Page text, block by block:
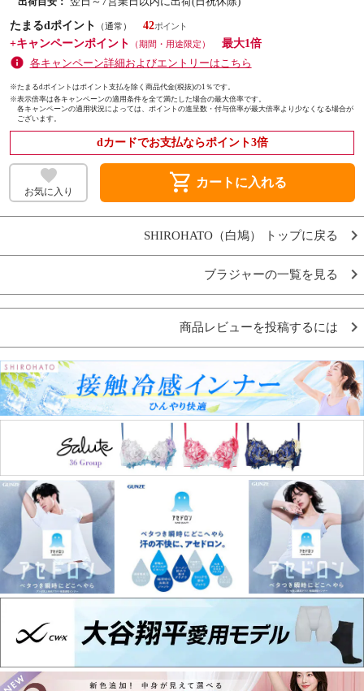
たまるdポイント
（通常）
42
+キャンペーンポイント
（期間・用途限定）
最大1倍
各キャンペーン詳細およびエントリーはこちら
※たまるdポイントはポイント支払を除く商品代金(税抜)の1％です。
※表示倍率は各キャンペーンの適用条件を全て満たした場合の最大倍率です。
各キャンペーンの適用状況によっては、ポイントの進呈数・付与倍率が最大倍率より少なくなる場合が
ございます。
dカードでお支払ならポイント3倍
お気に入り shopping_cart カートに入れる
SHIROHATO（白鳩） トップに戻る
ブラジャーの一覧を見る
商品レビューを投稿するには